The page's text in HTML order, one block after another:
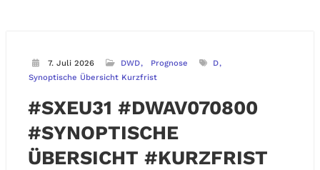
7. Juli 2026 DWD Prognose
D
Synoptische Übersicht Kurzfrist
#SXEU31 #DWAV070800
#SYNOPTISCHE
ÜBERSICHT #KURZFRIST